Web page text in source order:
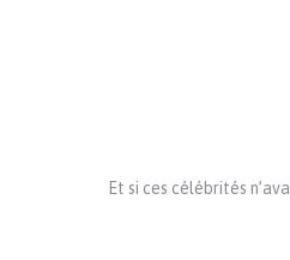
Et si ces célébrités